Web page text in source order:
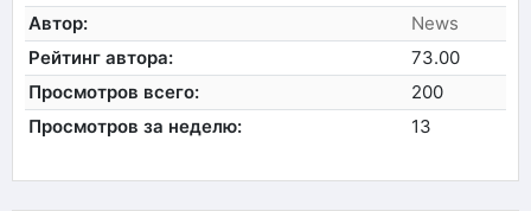
Автор:
News
Рейтинг автора:
73.00
Просмотров всего:
200
Просмотров за неделю:
13